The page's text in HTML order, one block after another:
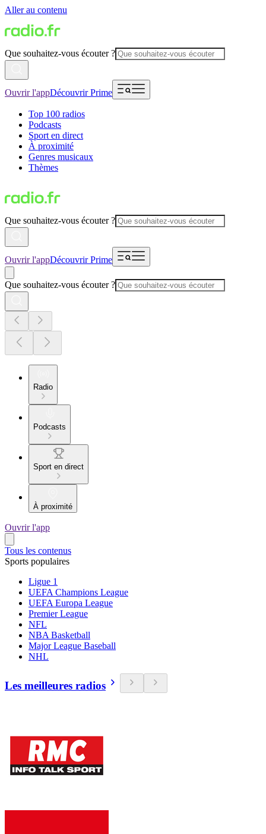
Aller au contenu
Que souhaitez-vous écouter ?
Ouvrir l'appDécouvrir Prime
Top 100 radios
Podcasts
Sport en direct
À proximité
Genres musicaux
Thèmes
Que souhaitez-vous écouter ?
Ouvrir l'appDécouvrir Prime
Que souhaitez-vous écouter ?
Radio
Podcasts
Sport en direct
À proximité
Ouvrir l'app
Tous les contenus
Sports populaires
Ligue 1
UEFA Champions League
UEFA Europa League
Premier League
NFL
NBA Basketball
Major League Baseball
NHL
Les meilleures radios